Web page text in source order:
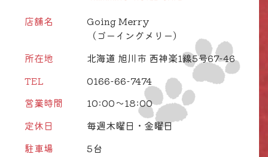
店舗名
Going Merry
（ゴーイングメリー）
所在地
北海道 旭川市 西神楽1線5号67-46
TEL
0166-66-7474
営業時間
10:00～18:00
定休日
毎週木曜日・金曜日
駐車場
5台